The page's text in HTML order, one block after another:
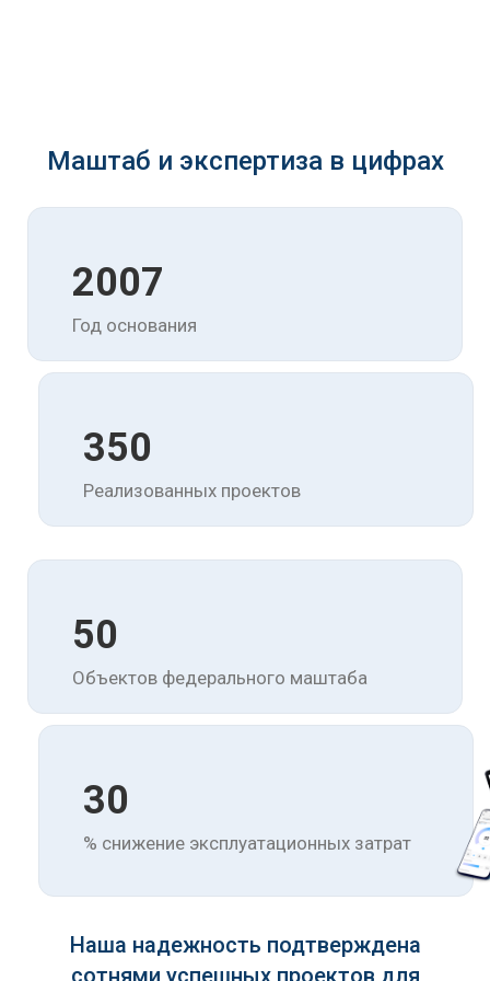
Маштаб и экспертиза в цифрах
2007
Год основания
350
Реализованных проектов
50
Объектов федерального маштаба
30
% снижение эксплуатационных затрат
Наша надежность подтверждена
сотнями успешных проектов для